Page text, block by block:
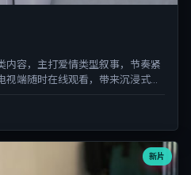
内容，主打爱情类型叙事，节奏紧
端随时在线观看，带来沉浸式视
新片